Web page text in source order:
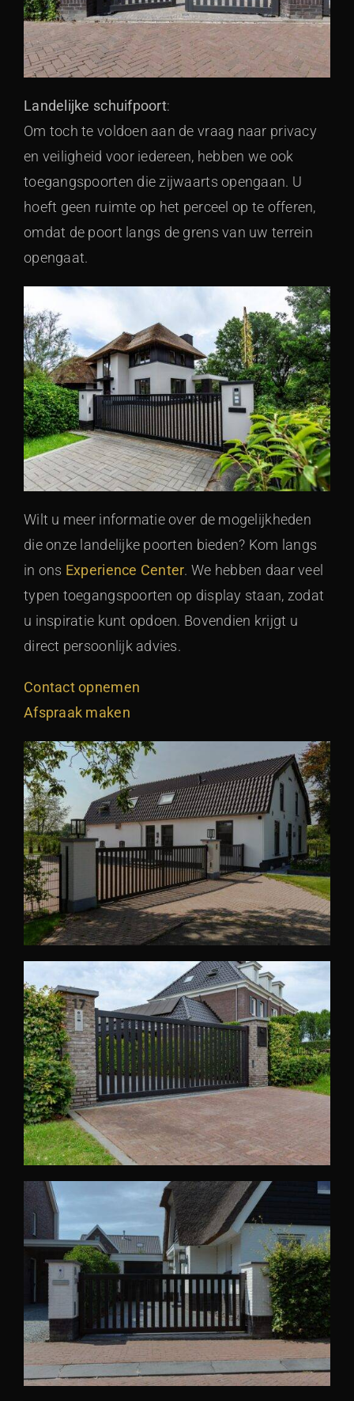
Landelijke schuifpoort:
Om toch te voldoen aan de vraag naar privacy
en veiligheid voor iedereen, hebben we ook
toegangspoorten die zijwaarts opengaan. U
hoeft geen ruimte op het perceel op te offeren,
omdat de poort langs de grens van uw terrein
opengaat.
Wilt u meer informatie over de mogelijkheden
die onze landelijke poorten bieden? Kom langs
in ons Experience Center. We hebben daar veel
typen toegangspoorten op display staan, zodat
u inspiratie kunt opdoen. Bovendien krijgt u
direct persoonlijk advies.
Contact opnemen
Afspraak maken